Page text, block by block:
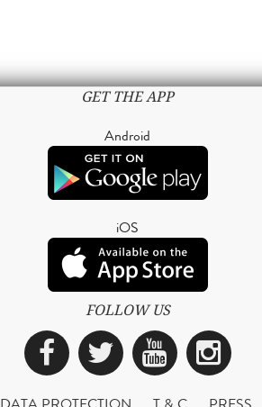
GET THE APP
Android
iOS
FOLLOW US
Facebook
Twitter